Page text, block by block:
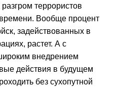
террористов
Вообще процент
задействованных в
растет. А с
внедрением
действия в будущем
без сухопутной